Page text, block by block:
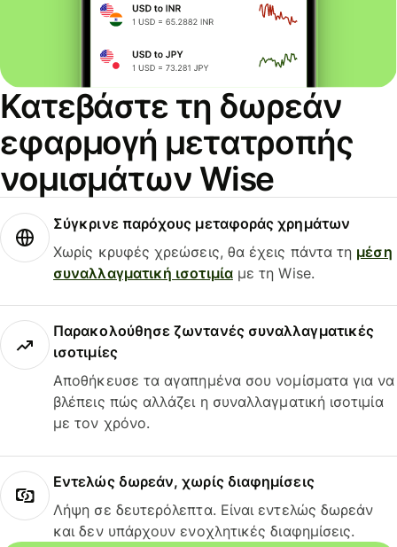
Κατεβάστε τη δωρεάν
εφαρμογή μετατροπής
νομισμάτων Wise
Σύγκρινε παρόχους μεταφοράς χρημάτων
Χωρίς κρυφές χρεώσεις, θα έχεις πάντα τη μέση
συναλλαγματική ισοτιμίαμε τη Wise.
Παρακολούθησε ζωντανές συναλλαγματικές
ισοτιμίες
Αποθήκευσε τα αγαπημένα σου νομίσματα για να
βλέπεις πώς αλλάζει η συναλλαγματική ισοτιμία
με τον χρόνο.
Εντελώς δωρεάν, χωρίς διαφημίσεις
Λήψη σε δευτερόλεπτα. Είναι εντελώς δωρεάν
και δεν υπάρχουν ενοχλητικές διαφημίσεις.